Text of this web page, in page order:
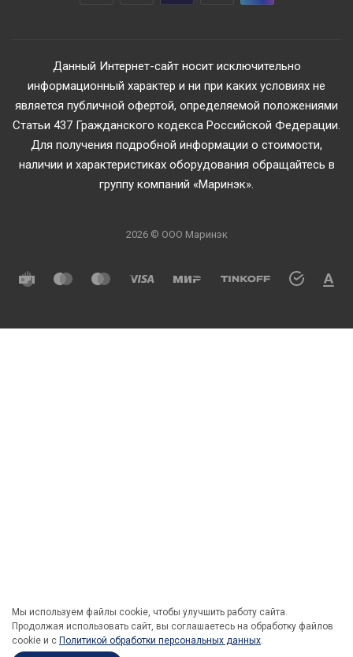
Данный Интернет-сайт носит исключительно
информационный характер и ни при каких условиях не
является публичной офертой, определяемой положениями
Статьи 437 Гражданского кодекса Российской Федерации.
Для получения подробной информации о стоимости,
наличии и характеристиках оборудования обращайтесь в
группу компаний «Маринэк».
2026 © ООО Маринэк
Мы используем файлы cookie, чтобы улучшить работу сайта.
Продолжая использовать сайт, вы соглашаетесь на обработку файлов
cookie и c Политикой обработки персональных данных.